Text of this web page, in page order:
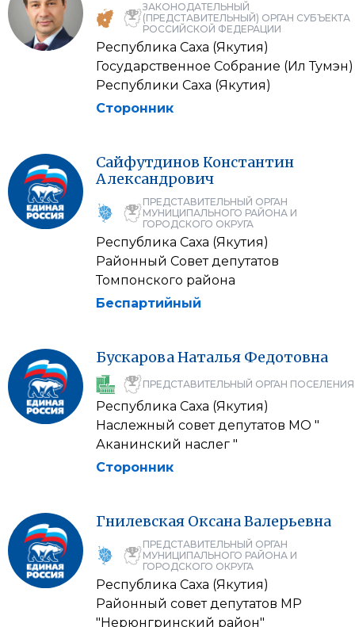
ЗАКОНОДАТЕЛЬНЫЙ
(ПРЕДСТАВИТЕЛЬНЫЙ) ОРГАН СУБЪЕКТА
РОССИЙСКОЙ ФЕДЕРАЦИИ
Республика Саха (Якутия)
Государственное Собрание (Ил Тумэн)
Республики Саха (Якутия)
Сторонник
Сайфутдинов Константин
Александрович
ПРЕДСТАВИТЕЛЬНЫЙ ОРГАН
МУНИЦИПАЛЬНОГО РАЙОНА И
ГОРОДСКОГО ОКРУГА
Республика Саха (Якутия)
Районный Совет депутатов
Томпонского района
Беспартийный
БускароваНаталья Федотовна
ПРЕДСТАВИТЕЛЬНЫЙ ОРГАН ПОСЕЛЕНИЯ
Республика Саха (Якутия)
Наслежный совет депутатов МО "
Аканинский наслег "
Сторонник
Гнилевская ОксанаВалерьевна
ПРЕДСТАВИТЕЛЬНЫЙ ОРГАН
МУНИЦИПАЛЬНОГО РАЙОНА И
ГОРОДСКОГО ОКРУГА
Республика Саха (Якутия)
Районный совет депутатов МР
"Нерюнгринский район"